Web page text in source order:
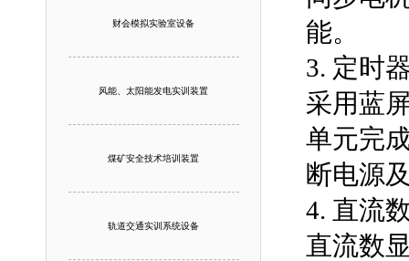
财会模拟实验室设备
风能、太阳能发电实训装置
煤矿安全技术培训装置
轨道交通实训系统设备
能。
3. 定时
采用蓝
单元完
断电源
4. 直流
直流数